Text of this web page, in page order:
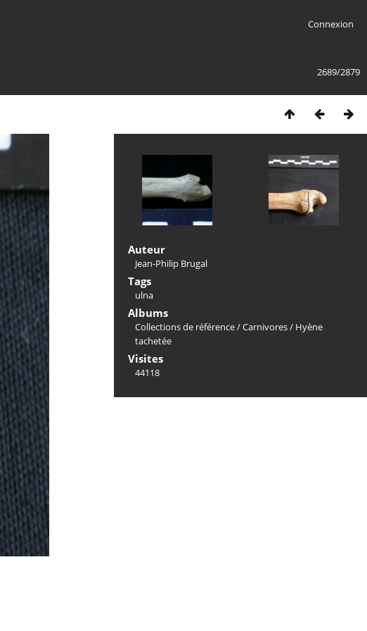
Connexion
2689/2879
Auteur
Jean-Philip Brugal
Tags
ulna
Albums
Collections de référence/Carnivores/ Hyène
tachetée
Visites
44118